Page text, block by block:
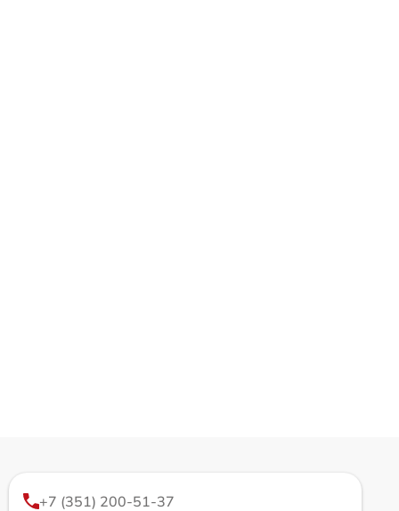
+7 (351) 200-51-37